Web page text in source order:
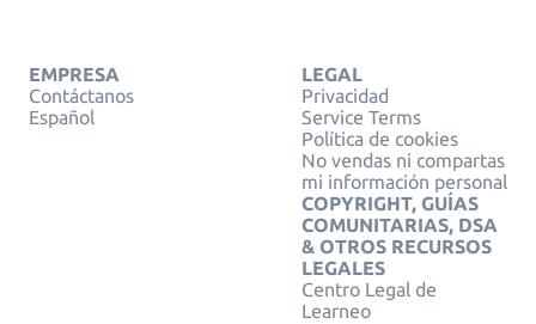
EMPRESA
Contáctanos
Español
LEGAL
Privacidad
Service Terms
Política de cookies
No vendas ni compartas
mi información personal
COPYRIGHT, GUÍAS
COMUNITARIAS, DSA
& OTROS RECURSOS
LEGALES
Centro Legal de
Learneo